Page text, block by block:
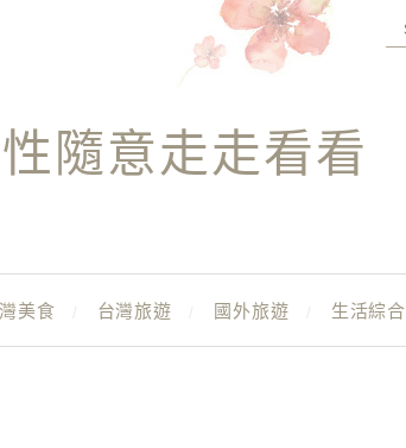
隨意走走看看
美食 台灣旅遊 國外旅遊 生活綜合